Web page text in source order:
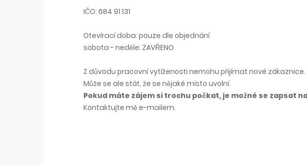
IČO: 684 91 131
Otevírací doba: pouze dle objednání
sobota - neděle: ZAVŘENO
Z důvodu pracovní vytíženosti nemohu přijímat nové zákaznice.
Může se ale stát, že se nějaké místo uvolní.
Pokud máte zájem si trochu počkat, je možné se zapsat
Kontaktujte mě e-mailem.